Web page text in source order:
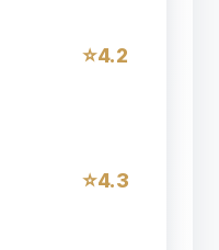
4.2
4.3